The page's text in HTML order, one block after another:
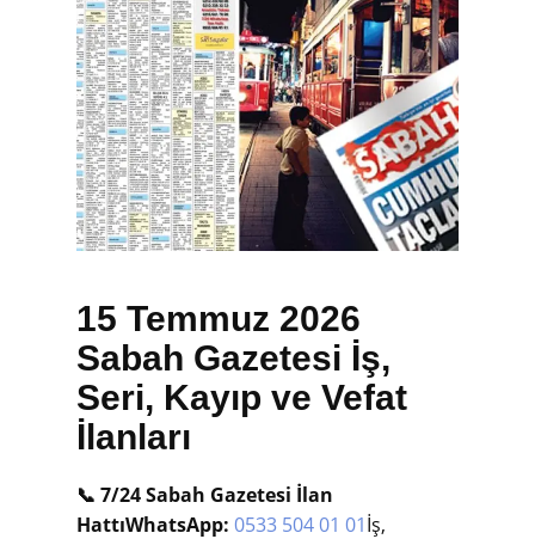
15 Temmuz 2026
Sabah Gazetesi İş,
Seri, Kayıp ve Vefat
İlanları
📞 7/24 Sabah Gazetesi İlan
HattıWhatsApp: 0533 504 01 01İş,